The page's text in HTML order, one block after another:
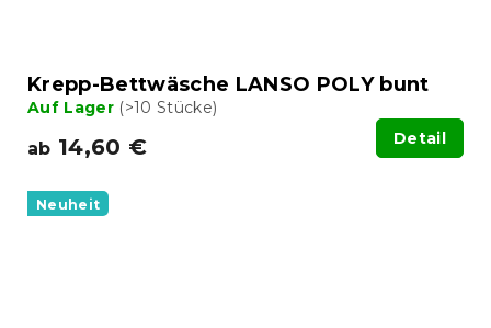
Krepp-Bettwäsche LANSO POLY bunt
Auf Lager (>10 Stücke)
ab 14,60 € Detail
Neuheit